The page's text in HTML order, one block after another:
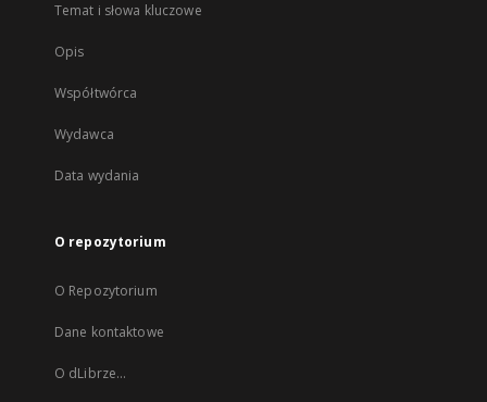
Temat i słowa kluczowe
Opis
Współtwórca
Wydawca
Data wydania
O repozytorium
O Repozytorium
Dane kontaktowe
O dLibrze...